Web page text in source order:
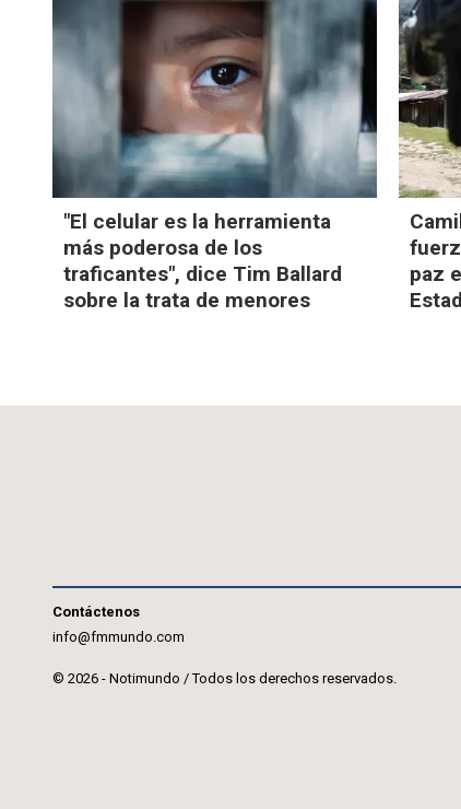
"El celular es la herramienta
más poderosa de los
traficantes", dice Tim Ballard
sobre la trata de menores
paz
Contáctenos
info@fmmundo.com
© 2026 - Notimundo / Todos los derechos reservados.